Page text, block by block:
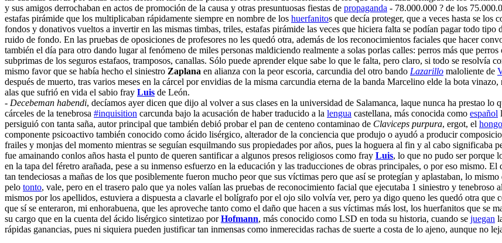
y sus amigos derrochaban en actos de promoción de la causa y otras presuntuosas fiestas de propaganda - 78.000.000 ? de los
estafas pirámide que los multiplicaban rápidamente siempre en nombre de los huerfanitos que decía proteger, que a veces hasta se los
fondos y donativos vueltos a invertir en las mismas timbas, triles, estafas pirámide las veces que hiciera falta se podían pagar todo
ruido de fondo. En las pruebas de oposiciones de profesores no les quedó otra, además de los reconocimientos faciales que hacer
también el día para otro dando lugar al fenómeno de miles personas maldiciendo realmente a solas porlas calles: perros más que
subprimas de los seguros estafaos, tramposos, canallas. Sólo puede aprender elque sabe lo que le falta, pero claro, si todo se resolvía
mismo favor que se había hecho el siniestro Zaplana en alianza con la peor escoria, carcundia del otro bando Lazarillo maloliente de
después de muerto, tras varios meses en la cárcel por envidias de la misma carcundia eterna de la banda Marcelino elde la bota
alas que sufrió en vida el sabio fray Luis de León.
- Decebeman habendi, decíamos ayer dicen que dijo al volver a sus clases en la universidad de Salamanca, laque nunca ha prestao lo
cárceles de la tenebrosa #inquisition carcunda bajo la acusación de haber traducido a la lengua castellana, más conocida como español
persiguió con tanta saña, autor principal que también debió probar el pan de centeno contaminao de Claviceps purpura, ergot, el hongo
componente psicoactivo también conocido como ácido lisérgico, alterador de la conciencia que produjo o ayudó a producir
frailes y monjas del momento mientras se seguían esquilmando sus propiedades por años, pues la hoguera al fin y al cabo significaba
fue amainando conlos años hasta el punto de queren santificar a algunos presos religiosos como fray Luis, lo que no pudo ser porque
en la tapa del féretro arañada, pese a su inmenso esfuerzo en la educación y las traducciones de obras principales, o por eso mismo.
tan tendeciosas a mañas de los que posiblemente fueron mucho peor que sus víctimas pero que así se protegían y aplastaban, lo
pelo tonto, vale, pero en el trasero palo que ya noles valían las pruebas de reconocimiento facial que ejecutaba 1 siniestro y tenebroso
mismos por los apellidos, estuviera a dispuesta a clavarle el bolígrafo por el ojo silo volvía ver, pero ya digo queno les quedó otra que
que sí se enteraron, mi enhorabuena, que les aproveche tanto como el daño que hacen a sus víctimas más lost, los huerfanitos que se
su cargo que en la cuenta del ácido lisérgico sintetizao porHofmann, más conocido como LSD en toda su historia, cuando se juegan
rápidas ganancias, pues ni siquiera pueden justificar tan inmensas como inmerecidas rachas de suerte a costa de lo ajeno, aunque no